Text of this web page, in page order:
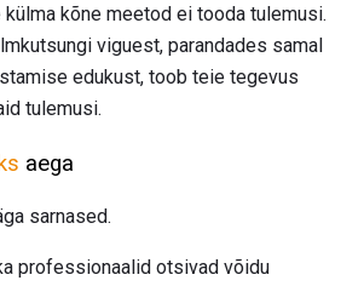
kõne meetod ei tooda tulemusi.
viguest, parandades samal
edukust, toob teie tegevus
tulemusi.
aega
sarnased.
professionaalid otsivad võidu